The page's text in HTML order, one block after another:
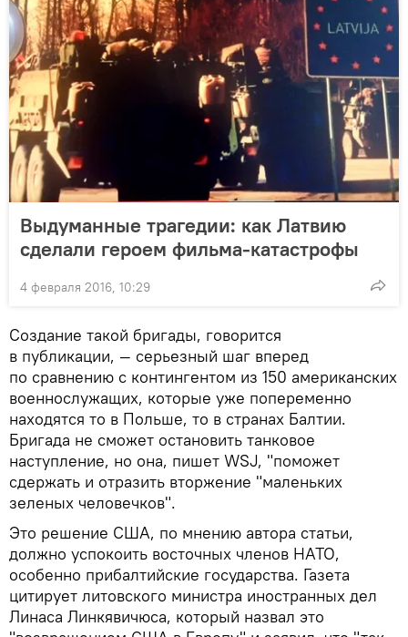
Выдуманные трагедии: как Латвию
сделали героем фильма-катастрофы
4 февраля 2016, 10:29
Создание такой бригады, говорится
в публикации, — серьезный шаг вперед
по сравнению с контингентом из 150 американских
военнослужащих, которые уже попеременно
находятся то в Польше, то в странах Балтии.
Бригада не сможет остановить танковое
наступление, но она, пишет WSJ, "поможет
сдержать и отразить вторжение "маленьких
зеленых человечков".
Это решение США, по мнению автора статьи,
должно успокоить восточных членов НАТО,
особенно прибалтийские государства. Газета
цитирует литовского министра иностранных дел
Линаса Линкявичюса, который назвал это